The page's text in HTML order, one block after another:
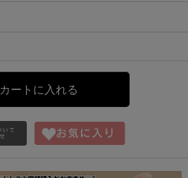
カートに入れる